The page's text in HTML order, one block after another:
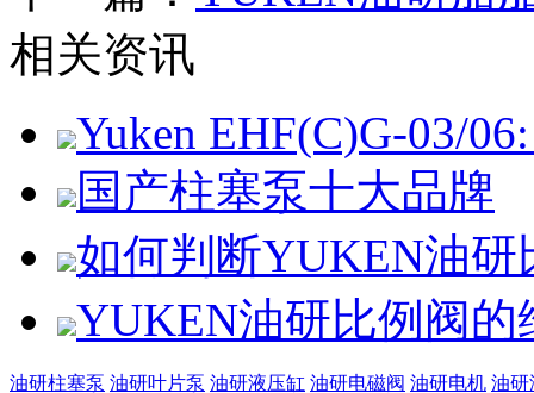
相关资讯
Yuken EHF(C)G-03/
国产柱塞泵十大品牌
如何判断YUKEN油
YUKEN油研比例阀的
油研柱塞泵 油研叶片泵 油研液压缸 油研电磁阀 油研电机 油研